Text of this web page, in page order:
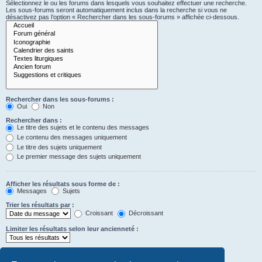
Sélectionnez le ou les forums dans lesquels vous souhaitez effectuer une recherche.
Les sous-forums seront automatiquement inclus dans la recherche si vous ne
désactivez pas l’option « Rechercher dans les sous-forums » affichée ci-dessous.
Rechercher dans les sous-forums :
Oui
Non
Rechercher dans :
Le titre des sujets et le contenu des messages
Le contenu des messages uniquement
Le titre des sujets uniquement
Le premier message des sujets uniquement
Afficher les résultats sous forme de :
Messages
Sujets
Trier les résultats par :
Croissant
Décroissant
Limiter les résultats selon leur ancienneté :